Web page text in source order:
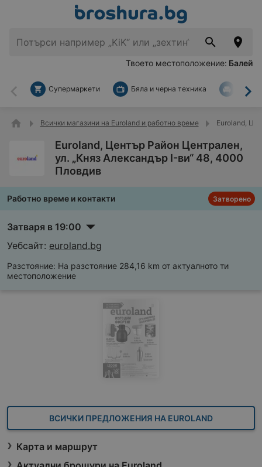
Твоето местоположение: Балей
Назад
Супермаркети Бяла и черна техника За
Всички магазини на Euroland и работно време Euroland,
Euroland, Център Район Централен,
ул. „Княз Александър I-ви“ 48, 4000
Пловдив
Работно време и контакти Затворено
Затваря в 19:00
Уебсайт: euroland.bg
Разстояние: На разстояние 284,16 km от актуалното ти
местоположение
ВСИЧКИ ПРЕДЛОЖЕНИЯ НА EUROLAND
Карта и маршрут